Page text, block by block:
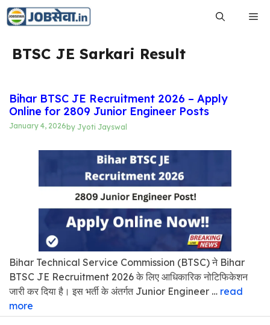
Skip
BTSC JE Sarkari Result
Bihar BTSC JE Recruitment 2026 – Apply
Online for 2809 Junior Engineer Posts
January 4, 2026 by Jyoti Jayswal
Bihar Technical Service Commission (BTSC) ने Bihar
BTSC JE Recruitment 2026 के लिए आधिकारिक नोटिफिकेशन
जारी कर दिया है। इस भर्ती के अंतर्गत Junior Engineer … read
more